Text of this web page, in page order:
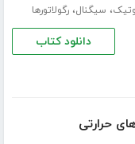
، سیگنال،رگولاتورها
دانلود کتاب
حرارتی